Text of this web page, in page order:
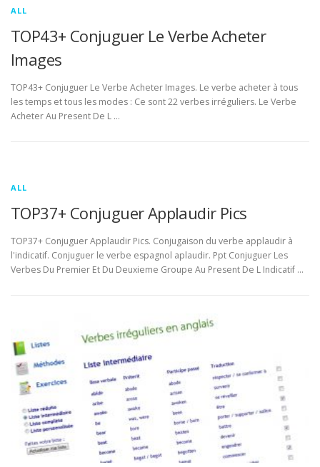
ALL
TOP43+ Conjuguer Le Verbe Acheter
Images
TOP43+ Conjuguer Le Verbe Acheter Images. Le verbe acheter à tous
les temps et tous les modes : Ce sont 22 verbes irréguliers. Le Verbe
Acheter Au Present De L …
ALL
TOP37+ Conjuguer Applaudir Pics
TOP37+ Conjuguer Applaudir Pics. Conjugaison du verbe applaudir à
l'indicatif. Conjuguer le verbe espagnol aplaudir. Ppt Conjuguer Les
Verbes Du Premier Et Du Deuxieme Groupe Au Present De L Indicatif …